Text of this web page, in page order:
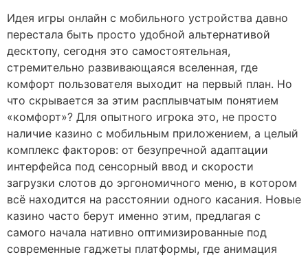
Идея игры онлайн с мобильного устройства давно
перестала быть просто удобной альтернативой
десктопу, сегодня это самостоятельная,
стремительно развивающаяся вселенная, где
комфорт пользователя выходит на первый план. Но
что скрывается за этим расплывчатым понятием
«комфорт»? Для опытного игрока это, не просто
наличие казино с мобильным приложением, а целый
комплекс факторов: от безупречной адаптации
интерфейса под сенсорный ввод и скорости
загрузки слотов до эргономичного меню, в котором
всё находится на расстоянии одного касания. Новые
казино часто берут именно этим, предлагая с
самого начала нативно оптимизированные под
современные гаджеты платформы, где анимация